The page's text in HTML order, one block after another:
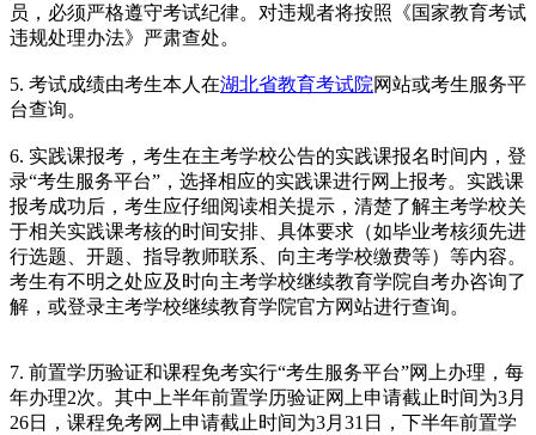
员，必须严格遵守考试纪律。对违规者将按照《国家教育考试
违规处理办法》严肃查处。
5. 考试成绩由考生本人在湖北省教育考试院网站或考生服务平
台查询。
6. 实践课报考，考生在主考学校公告的实践课报名时间内，登
录“考生服务平台”，选择相应的实践课进行网上报考。实践课
报考成功后，考生应仔细阅读相关提示，清楚了解主考学校关
于相关实践课考核的时间安排、具体要求（如毕业考核须先进
行选题、开题、指导教师联系、向主考学校缴费等）等内容。
考生有不明之处应及时向主考学校继续教育学院自考办咨询了
解，或登录主考学校继续教育学院官方网站进行查询。
7. 前置学历验证和课程免考实行“考生服务平台”网上办理，每
年办理2次。其中上半年前置学历验证网上申请截止时间为3月
26日，课程免考网上申请截止时间为3月31日，下半年前置学